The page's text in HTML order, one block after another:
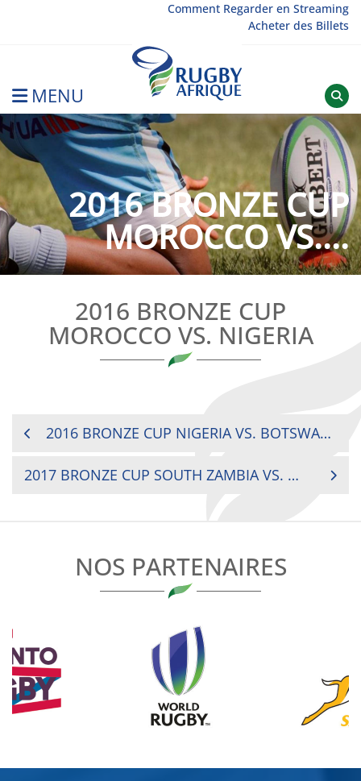
Comment Regarder en Streaming
Acheter des Billets
MENU
Rugby Afrique
2016 BRONZE CUP
MOROCCO VS....
2016 BRONZE CUP
MOROCCO VS. NIGERIA
NAVIGATION
2016 BRONZE CUP NIGERIA VS. BOTSWANA
2017 BRONZE CUP SOUTH ZAMBIA VS. MAURITIUS
NOS PARTENAIRES